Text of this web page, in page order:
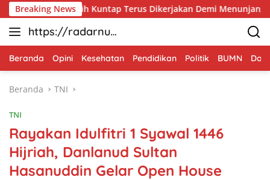
Langsung
ke
konten
Breaking News
Putih Kuntap Terus Dikerjakan Demi Menunjang
https://radarnus
antara.net
Beranda Opini Kesehatan Pendidikan Politik BUMN
Beranda TNI
TNI
Rayakan Idulfitri 1 Syawal 1446
Hijriah, Danlanud Sultan
Hasanuddin Gelar Open House